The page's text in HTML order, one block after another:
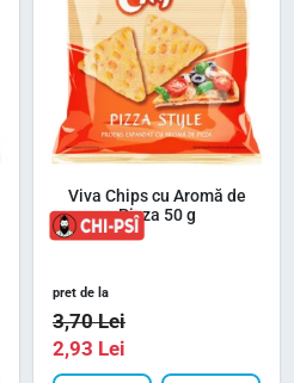
Viva Chips cu Aromă de
Pizza 50 g
pret de la
3,70Lei
2,93 Lei